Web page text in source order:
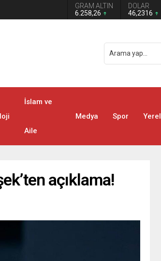
GRAM ALTIN
6.258,26
DOLAR
46,2316
İslam ve
Aile
Medya Spor Yerel
açıklama!